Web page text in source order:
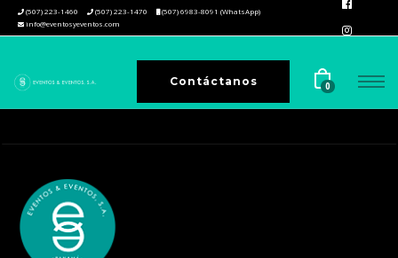
(507) 223-1460 (507) 223-1470
(507) 6983-8091 (WhatsApp)
info@eventosyeventos.com
Contáctanos 0